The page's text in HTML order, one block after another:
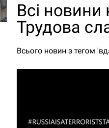
Всі
Трудова
Всього новин з тегом